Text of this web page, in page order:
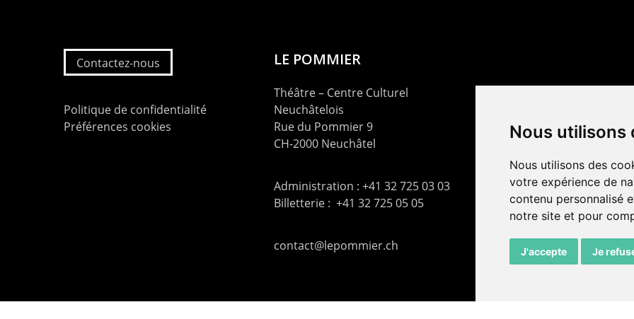
Nous utilisons
Nous utilisons des
votre expérience de
contenu personnalisé
notre site et pour
J'accepte Je
Contactez-nous
Politique de confidentialité
Préférences cookies
LE POMMIER
Théâtre – Centre Culturel
Neuchâtelois
Rue du Pommier 9
CH-2000 Neuchâtel
Administration : +41 32 725 03 03
Billetterie : +41 32 725 05 05
contact@lepommier.ch